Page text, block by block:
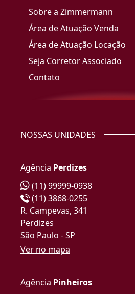
Sobre a Zimmermann
Área de Atuação Venda
Área de Atuação Locação
Seja Corretor Associado
Contato
NOSSAS UNIDADES
Agência Perdizes
(11) 99999-0938
(11) 3868-0255
R. Campevas, 341
Perdizes
São Paulo - SP
Ver no mapa
Agência Pinheiros